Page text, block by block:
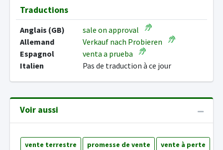
Traductions
Anglais (GB)
sale on approval
Allemand
Verkauf nach Probieren
Espagnol
venta a prueba
Italien
Pas de traduction à ce jour
Voir aussi
vente terrestre promesse de vente vente à perte